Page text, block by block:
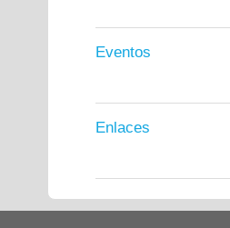
Eventos
Enlaces